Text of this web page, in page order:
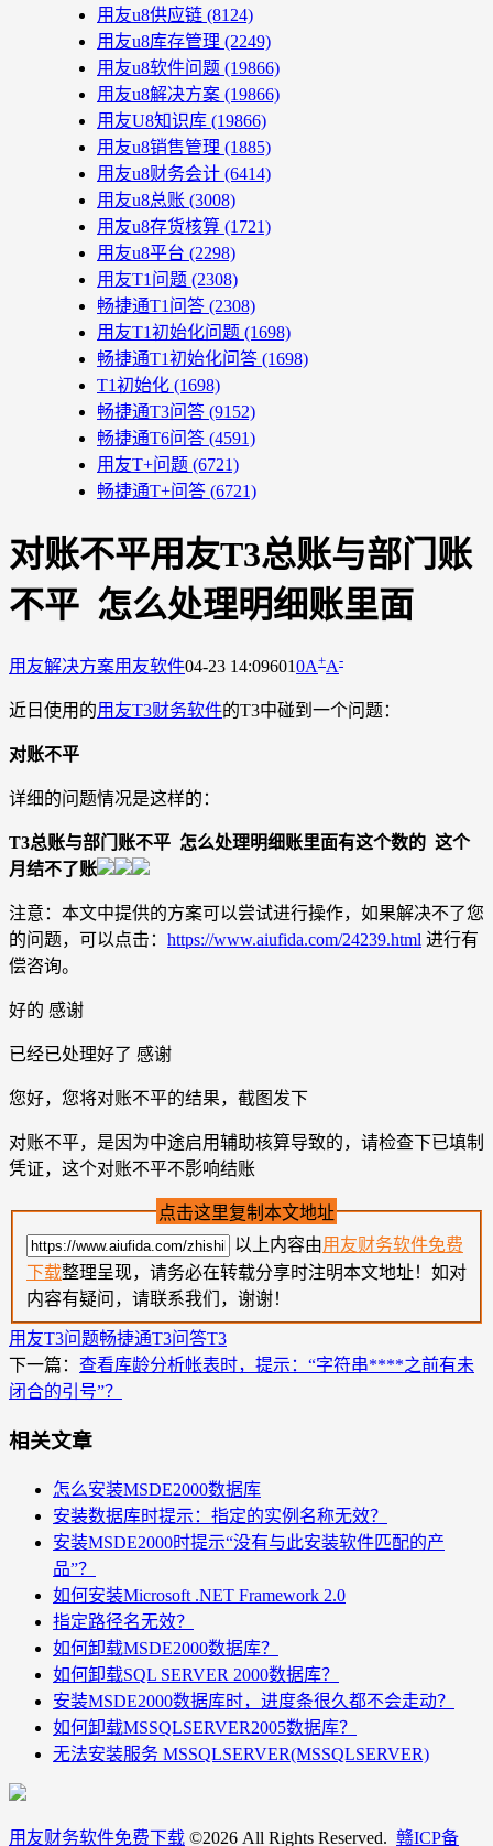
用友u8供应链 (8124)
用友u8库存管理 (2249)
用友u8软件问题 (19866)
用友u8解决方案 (19866)
用友U8知识库 (19866)
用友u8销售管理 (1885)
用友u8财务会计 (6414)
用友u8总账 (3008)
用友u8存货核算 (1721)
用友u8平台 (2298)
用友T1问题 (2308)
畅捷通T1问答 (2308)
用友T1初始化问题 (1698)
畅捷通T1初始化问答 (1698)
T1初始化 (1698)
畅捷通T3问答 (9152)
畅捷通T6问答 (4591)
用友T+问题 (6721)
畅捷通T+问答 (6721)
对账不平用友T3总账与部门账
不平 怎么处理明细账里面
用友解决方案用友软件04-23 14:096010A+A-
近日使用的用友T3财务软件的T3中碰到一个问题：
对账不平
详细的问题情况是这样的：
T3总账与部门账不平 怎么处理明细账里面有这个数的 这个
月结不了账
注意：本文中提供的方案可以尝试进行操作，如果解决不了您
的问题，可以点击： https://www.aiufida.com/24239.html 进行有
偿咨询。
好的 感谢
已经已处理好了 感谢
您好，您将对账不平的结果，截图发下
对账不平，是因为中途启用辅助核算导致的，请检查下已填制
凭证，这个对账不平不影响结账
点击这里复制本文地址
以上内容由用友财务软件免费
下载整理呈现，请务必在转载分享时注明本文地址！如对
内容有疑问，请联系我们，谢谢！
用友T3问题畅捷通T3问答T3
下一篇： 查看库龄分析帐表时，提示：“字符串****之前有未
闭合的引号”？
相关文章
怎么安装MSDE2000数据库
安装数据库时提示：指定的实例名称无效？
安装MSDE2000时提示“没有与此安装软件匹配的产
品”？
如何安装Microsoft .NET Framework 2.0
指定路径名无效？
如何卸载MSDE2000数据库？
如何卸载SQL SERVER 2000数据库？
安装MSDE2000数据库时，进度条很久都不会走动？
如何卸载MSSQLSERVER2005数据库？
无法安装服务 MSSQLSERVER(MSSQLSERVER)
用友财务软件免费下载 ©2026 All Rights Reserved. 赣ICP备